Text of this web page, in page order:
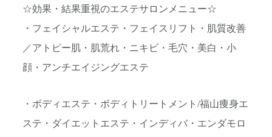
☆効果・結果重視のエステサロンメニュー☆
・フェイシャルエステ・フェイスリフト・肌質改善
／アトピー肌・肌荒れ・ニキビ・毛穴・美白・小
顔・アンチエイジングエステ
・ボディエステ・ボディトリートメント/福山痩身エ
ステ・ダイエットエステ・インディバ・エンダモロ